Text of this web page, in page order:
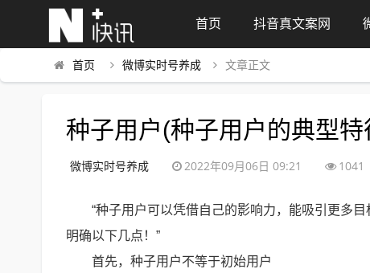
首页 抖音真文案网
首页 微博实时号养成 文章正文
种子用户(种子用户的典型特
微博实时号养成 2022年09月06日 09:21 1041
“种子用户可以凭借自己的影响力，能吸引更多
明确以下几点！”
首先，种子用户不等于初始用户